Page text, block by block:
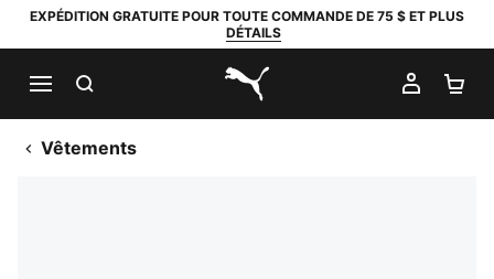
EXPÉDITION GRATUITE POUR TOUTE COMMANDE DE 75 $ ET PLUS
DÉTAILS
PUMA.com
MON
Vêtements